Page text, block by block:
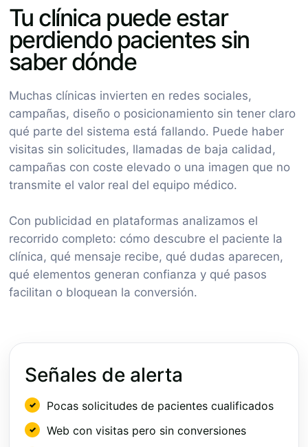
Tu clínica puede estar
perdiendo pacientes sin
saber dónde
Muchas clínicas invierten en redes sociales,
campañas, diseño o posicionamiento sin tener claro
qué parte del sistema está fallando. Puede haber
visitas sin solicitudes, llamadas de baja calidad,
campañas con coste elevado o una imagen que no
transmite el valor real del equipo médico.
Con publicidad en plataformas analizamos el
recorrido completo: cómo descubre el paciente la
clínica, qué mensaje recibe, qué dudas aparecen,
qué elementos generan confianza y qué pasos
facilitan o bloquean la conversión.
Señales de alerta
Pocas solicitudes de pacientes cualificados
Web con visitas pero sin conversiones